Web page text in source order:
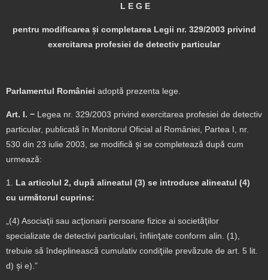
L E G E
pentru modificarea şi completarea Legii nr. 329/2003 privind
exercitarea profesiei de detectiv particular
Parlamentul României adoptă prezenta lege.
Art. I. − Legea nr. 329/2003 privind exercitarea profesiei de detectiv
particular, publicată în Monitorul Oficial al României, Partea I, nr.
530 din 23 iulie 2003, se modifică şi se completează după cum
urmează:
1. La articolul 2, după alineatul (3) se introduce alineatul (4)
cu următorul cuprins:
„(4) Asociaţii sau acţionarii persoane fizice ai societăţilor
specializate de detectivi particulari, înfiinţate conform alin. (1),
trebuie să îndeplinească cumulativ condiţiile prevăzute de art. 5 lit.
d) şi e).”